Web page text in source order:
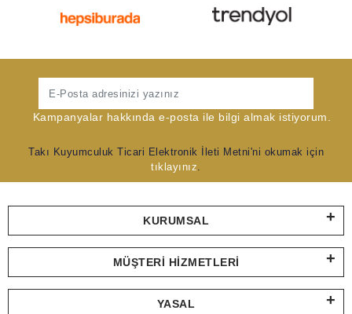
Kampanyalar hakkında e-posta ile bilgi almak istiyorum.
Takı Kuyumculuk Ticari Elektronik İleti Metni'ni okumak için
tıklayınız.
KURUMSAL
MÜŞTERI HIZMETLERI
YASAL